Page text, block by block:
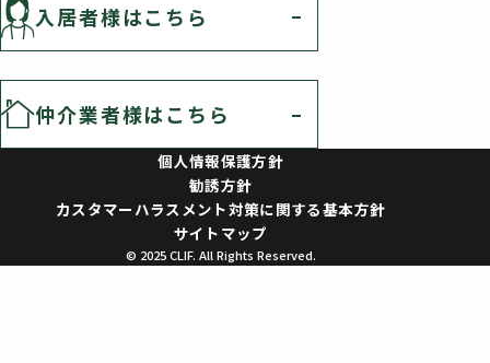
入居者様はこちら
仲介業者様はこちら
個人情報保護方針
勧誘方針
カスタマーハラスメント対策に関する基本方針
サイトマップ
© 2025 CLIF. All Rights Reserved.